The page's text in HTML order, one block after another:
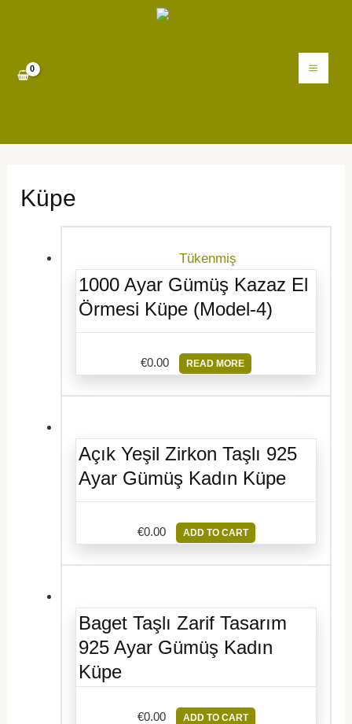
Küpe
Tükenmiş
1000 Ayar Gümüş Kazaz El
Örmesi Küpe (Model-4)
€0.00 READ MORE
Açık Yeşil Zirkon Taşlı 925
Ayar Gümüş Kadın Küpe
€0.00 ADD TO CART
Baget Taşlı Zarif Tasarım
925 Ayar Gümüş Kadın
Küpe
€0.00 ADD TO CART